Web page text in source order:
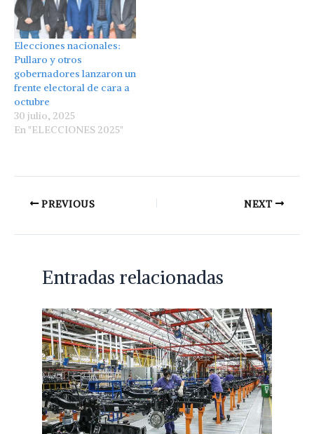
Elecciones nacionales:
Pullaro y otros
gobernadores lanzaron un
frente electoral de cara a
octubre
30 julio, 2025
En "ELECCIONES 2025"
PREVIOUS NEXT
Entradas relacionadas